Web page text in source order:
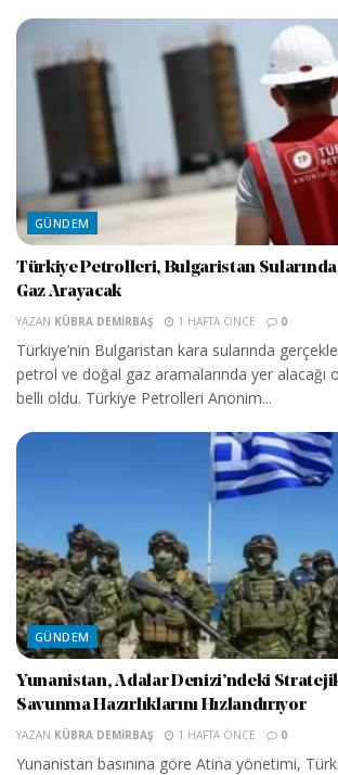
GÜNDEM
Türkiye Petrolleri, Bulgaristan
Gaz Arayacak
YAZAN KÜBRA DEMIRBAŞ 1 HAFTA ÖNCE 0
Türkiye’nin Bulgaristan kara sularında
petrol ve doğal gaz aramalarında yer alacağı
belli oldu. Türkiye Petrolleri Anonim...
GÜNDEM
Yunanistan, Adalar Denizi’ndeki
Savunma Hazırlıklarını Hızlandırıyor
YAZAN KÜBRA DEMIRBAŞ 1 HAFTA ÖNCE 0
Yunanistan basınına göre Atina yönetimi,